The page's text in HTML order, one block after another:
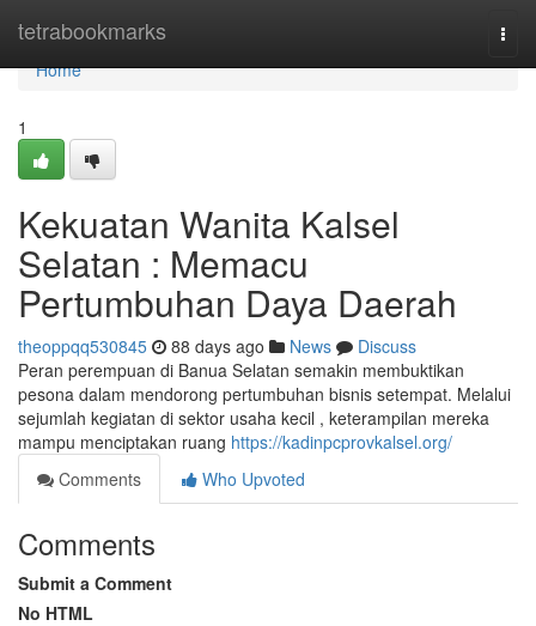
tetrabookmarks
Home
Home
1
Kekuatan Wanita Kalsel
Selatan : Memacu
Pertumbuhan Daya Daerah
theoppqq530845 88 days ago News
Discuss
Peran perempuan di Banua Selatan semakin membuktikan
pesona dalam mendorong pertumbuhan bisnis setempat. Melalui
sejumlah kegiatan di sektor usaha kecil , keterampilan mereka
mampu menciptakan ruang https://kadinpcprovkalsel.org/
Comments
Who Upvoted
Comments
Submit a Comment
No HTML